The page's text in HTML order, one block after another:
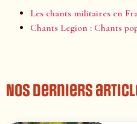
Les chants militaires en
Chants Legion : Chants
Nos derniers